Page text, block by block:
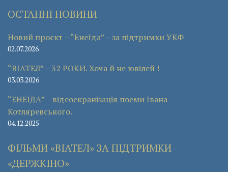
ОСТАННІ НОВИНИ
Новий проєкт – “Енеїда” – за підтримки УКФ
02.07.2026
“ВІАТЕЛ” – 32 РОКИ. Хоча й не ювілей !
03.03.2026
“ЕНЕЇДА” – відеоекранізація поеми Івана
Котляревського.
04.12.2025
ФІЛЬМИ «ВІАТЕЛ» ЗА ПІДТРИМКИ
«ДЕРЖКІНО»